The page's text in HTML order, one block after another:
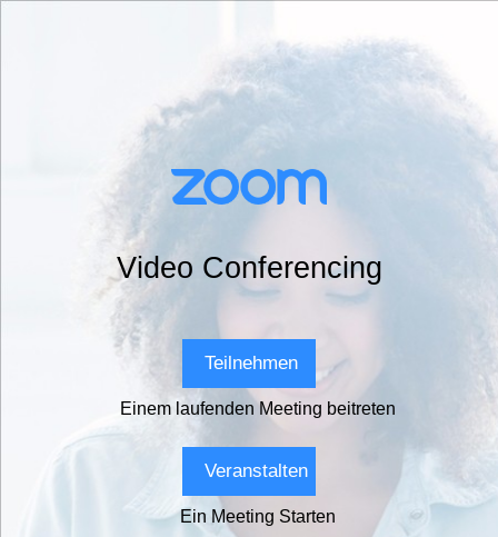
Video Conferencing
Teilnehmen
Einem laufenden Meeting beitreten
Veranstalten
Ein Meeting Starten